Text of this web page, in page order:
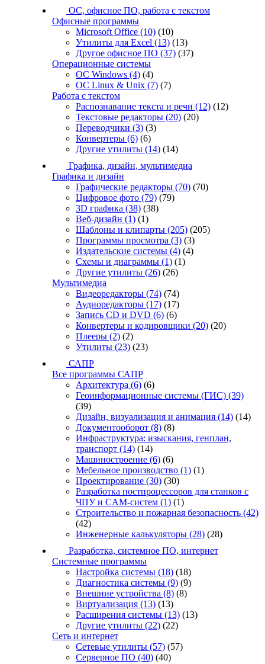
ОС, офисное ПО, работа с текстом
Офисные программы
Microsoft Office (10) (10)
Утилиты для Excel (13) (13)
Другое офисное ПО (37) (37)
Операционные системы
ОС Windows (4) (4)
ОС Linux & Unix (7) (7)
Работа с текстом
Распознавание текста и речи (12) (12)
Текстовые редакторы (20) (20)
Переводчики (3) (3)
Конвертеры (6) (6)
Другие утилиты (14) (14)
Графика, дизайн, мультимедиа
Графика и дизайн
Графические редакторы (70) (70)
Цифровое фото (79) (79)
3D графика (38) (38)
Веб-дизайн (1) (1)
Шаблоны и клипарты (205) (205)
Программы просмотра (3) (3)
Издательские системы (4) (4)
Схемы и диаграммы (1) (1)
Другие утилиты (26) (26)
Мультимедиа
Видеоредакторы (74) (74)
Аудиоредакторы (17) (17)
Запись CD и DVD (6) (6)
Конвертеры и кодировщики (20) (20)
Плееры (2) (2)
Утилиты (23) (23)
САПР
Все программы САПР
Архитектура (6) (6)
Геоинформационные системы (ГИС) (39)
(39)
Дизайн, визуализация и анимация (14) (14)
Документооборот (8) (8)
Инфраструктура: изыскания, генплан,
транспорт (14) (14)
Машиностроение (6) (6)
Мебельное производство (1) (1)
Проектирование (30) (30)
Разработка постпроцессоров для станков с
ЧПУ и CAM-систем (1) (1)
Строительство и пожарная безопасность (42)
(42)
Инженерные калькуляторы (28) (28)
Разработка, системное ПО, интернет
Системные программы
Настройка системы (18) (18)
Диагностика системы (9) (9)
Внешние устройства (8) (8)
Виртуализация (13) (13)
Расширения системы (13) (13)
Другие утилиты (22) (22)
Сеть и интернет
Сетевые утилиты (57) (57)
Серверное ПО (40) (40)